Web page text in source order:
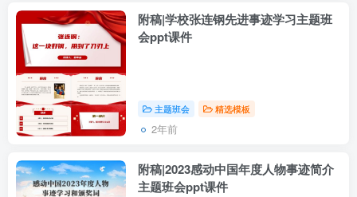
附稿|学校张连钢先进事迹学习主题班
会ppt课件
主题班会 精选模板
2年前
附稿|2023感动中国年度人物事迹简介
主题班会ppt课件